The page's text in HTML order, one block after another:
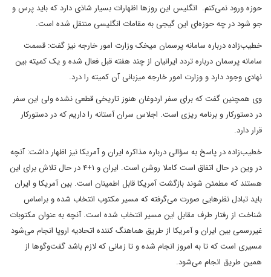
حوزه ورود نمی‌کنم. انگلیس این روزها اظهارات بسیار شاذی دارد که باید پرس و
جو شود در چه حوزه‌ای این گیجی به مقامات انگلیسی منتقل شده است.
خطیب‌زاده درباره سامانه پرسمان میخک وزارت امور خارجه نیز گفت: قسمت
سامانه پرسمان درباره تردد ایرانیان از چند هفته قبل فعال شده و یک کمیته بین
نهادی وجود دارد و وزارت امور خارجه میزبانی آن کمیته را درد.
وی همچنین گفت که برای سفر اردوغان هنوز تاریخی قطعی نشده ولی این سفر
در دستورکار و برنامه ریزی است. اجلاس سران آستانه را داریم که در دستورکار
قرار دارد.
خطیب‌زاده در پاسخ به سؤالی درباره مذاکره ایران و آمریکا نیز اظهار داشت: آنچه
در وین در حال اتفاق است کاملا روشن است. ایران و ۱+۴ در حال تلاش برای این
هستند که مطمئن شوند بازگشت آمریکا قابل اطمینان است. بین آمریکا و ایران
باید تبادل نظرهایی صورت می‌گرفته که مسیر مکتوب انتخاب شده و براساس
شناخت از رفتار طرف مقابل این مسیر انتخاب شده است. آنچه به عنوان مکتوبات
غیررسمی بین ایران و آمریکا از طریق هماهنگ کننده اتحادیه اروپا انجام می‌شود
مسیری است که تا به امروز انجام شده و تا زمانی که لازم باشد گفت‌وگوها از
همین طریق انجام می‌شود.